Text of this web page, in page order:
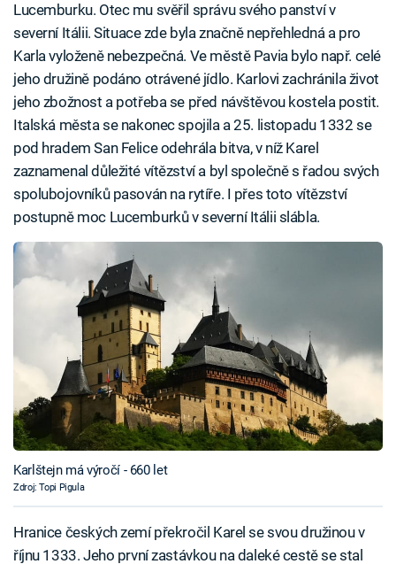
Lucemburku. Otec mu svěřil správu svého panství v
severní Itálii. Situace zde byla značně nepřehledná a pro
Karla vyloženě nebezpečná. Ve městě Pavia bylo např. celé
jeho družině podáno otrávené jídlo. Karlovi zachránila život
jeho zbožnost a potřeba se před návštěvou kostela postit.
Italská města se nakonec spojila a 25. listopadu 1332 se
pod hradem San Felice odehrála bitva, v níž Karel
zaznamenal důležité vítězství a byl společně s řadou svých
spolubojovníků pasován na rytíře. I přes toto vítězství
postupně moc Lucemburků v severní Itálii slábla.
Karlštejn má výročí - 660 let
Zdroj: Topi Pigula
Hranice českých zemí překročil Karel se svou družinou v
říjnu 1333. Jeho první zastávkou na daleké cestě se stal